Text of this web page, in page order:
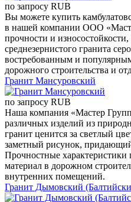
по запросу RUB
Вы можете купить
в нашей компании ООО
прочности и
среднезернистого гранита
востребованным и
дорожного строительства и
Гранит Мансуровский
по запросу RUB
Наша компания «Мастер
различных изделий из
гранит ценится за светлый
заметный рисунок,
Прочностные характеристики
материал в дорожном
внутренних помещений.
Гранит Дымовский